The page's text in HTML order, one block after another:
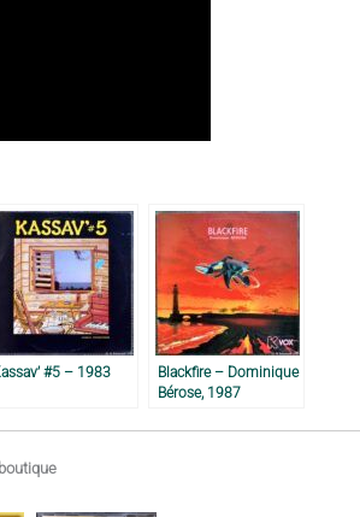
#5 – 1983
Blackfire – Dominique
Bérose, 1987